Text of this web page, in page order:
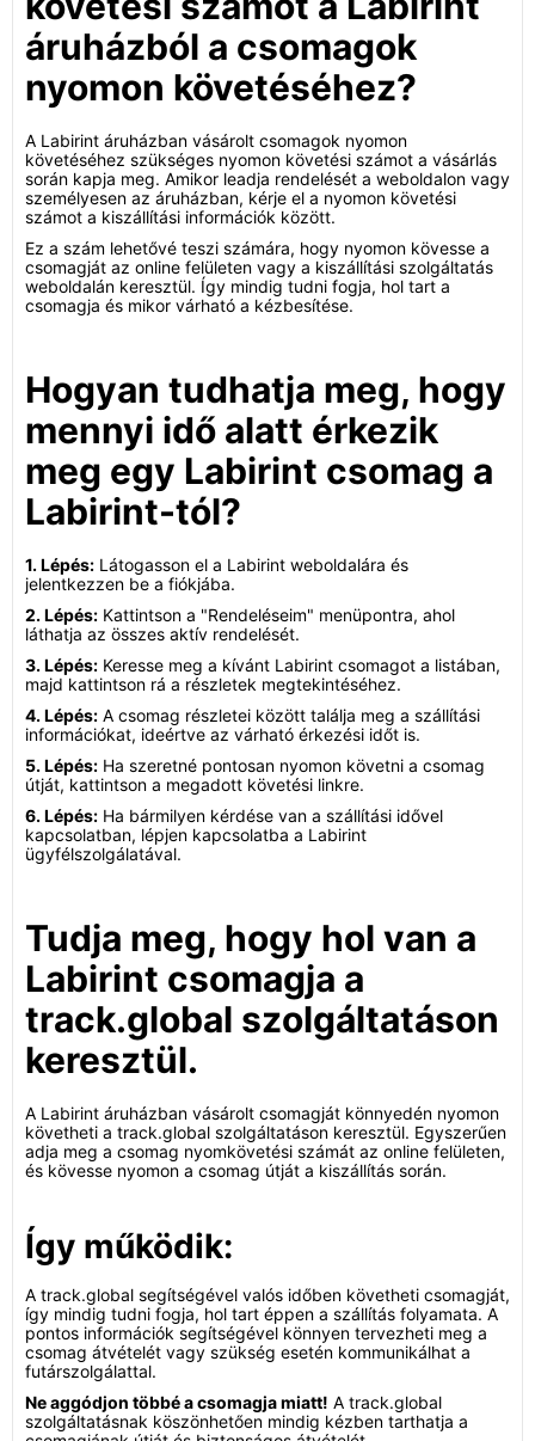
áruházból a csomagok
nyomon követéséhez?
A Labirint áruházban vásárolt csomagok nyomon
követéséhez szükséges nyomon követési számot a vásárlás
során kapja meg. Amikor leadja rendelését a weboldalon vagy
személyesen az áruházban, kérje el a nyomon követési
számot a kiszállítási információk között.
Ez a szám lehetővé teszi számára, hogy nyomon kövesse a
csomagját az online felületen vagy a kiszállítási szolgáltatás
weboldalán keresztül. Így mindig tudni fogja, hol tart a
csomagja és mikor várható a kézbesítése.
Hogyan tudhatja meg, hogy
mennyi idő alatt érkezik
meg egy Labirint csomag a
Labirint-tól?
1. Lépés: Látogasson el a Labirint weboldalára és
jelentkezzen be a fiókjába.
2. Lépés: Kattintson a "Rendeléseim" menüpontra, ahol
láthatja az összes aktív rendelését.
3. Lépés: Keresse meg a kívánt Labirint csomagot a listában,
majd kattintson rá a részletek megtekintéséhez.
4. Lépés: A csomag részletei között találja meg a szállítási
információkat, ideértve az várható érkezési időt is.
5. Lépés: Ha szeretné pontosan nyomon követni a csomag
útját, kattintson a megadott követési linkre.
6. Lépés: Ha bármilyen kérdése van a szállítási idővel
kapcsolatban, lépjen kapcsolatba a Labirint
ügyfélszolgálatával.
Tudja meg, hogy hol van a
Labirint csomagja a
track.global szolgáltatáson
keresztül.
A Labirint áruházban vásárolt csomagját könnyedén nyomon
követheti a track.global szolgáltatáson keresztül. Egyszerűen
adja meg a csomag nyomkövetési számát az online felületen,
és kövesse nyomon a csomag útját a kiszállítás során.
Így működik:
A track.global segítségével valós időben követheti csomagját,
így mindig tudni fogja, hol tart éppen a szállítás folyamata. A
pontos információk segítségével könnyen tervezheti meg a
csomag átvételét vagy szükség esetén kommunikálhat a
futárszolgálattal.
Ne aggódjon többé a csomagja miatt! A track.global
szolgáltatásnak köszönhetően mindig kézben tarthatja a